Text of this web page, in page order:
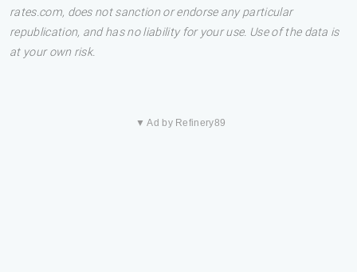
rates.com, does not sanction or endorse any particular
republication, and has no liability for your use. Use of the data is
at your own risk.
▼ Ad by Refinery89